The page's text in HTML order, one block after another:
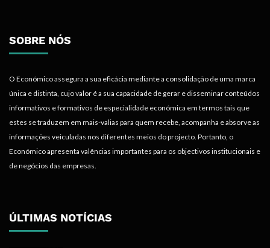
SOBRE NÓS
O Económico assegura a sua eficácia mediante a consolidação de uma marca
única e distinta, cujo valor é a sua capacidade de gerar e disseminar conteúdos
informativos e formativos de especialidade económica em termos tais que
estes se traduzem em mais-valias para quem recebe, acompanha e absorve as
informações veiculadas nos diferentes meios do projecto. Portanto, o
Económico apresenta valências importantes para os objectivos institucionais e
de negócios das empresas.
ÚLTIMAS NOTÍCIAS